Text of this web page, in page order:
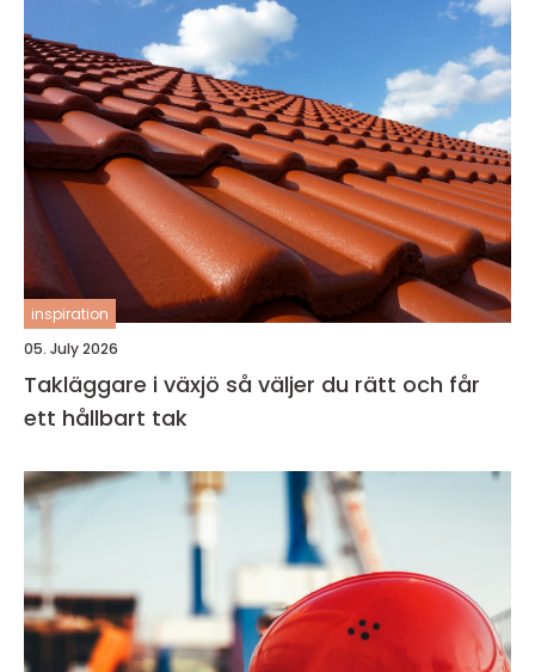
inspiration
05. July 2026
Takläggare i växjö så väljer du rätt och får
ett hållbart tak